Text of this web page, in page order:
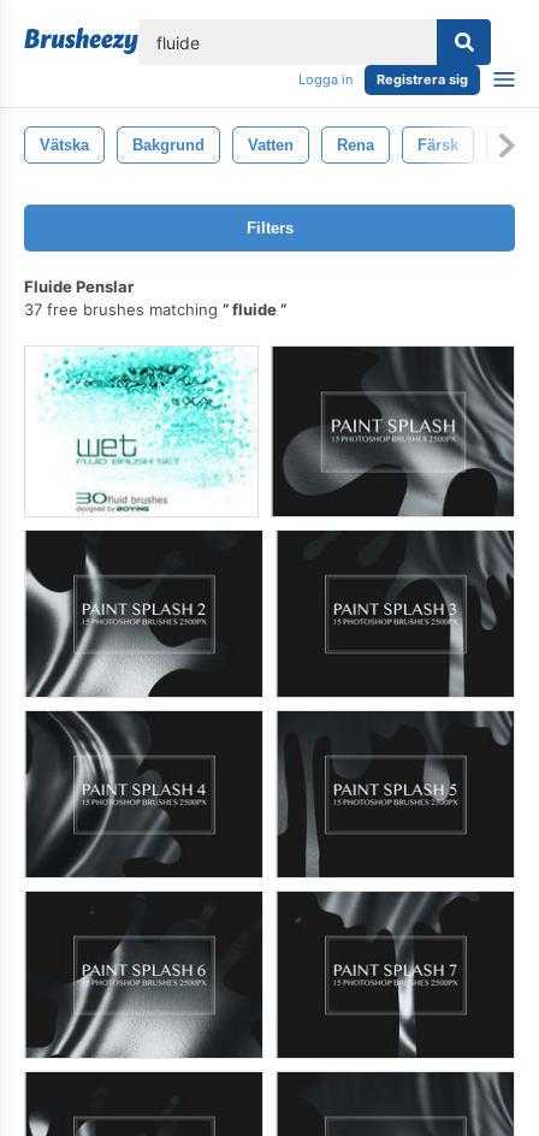
Logga in Registrera sig
Vätska Bakgrund Vatten Rena Färsk Våt
Filters
Fluide Penslar
37 free brushes matching
fluide